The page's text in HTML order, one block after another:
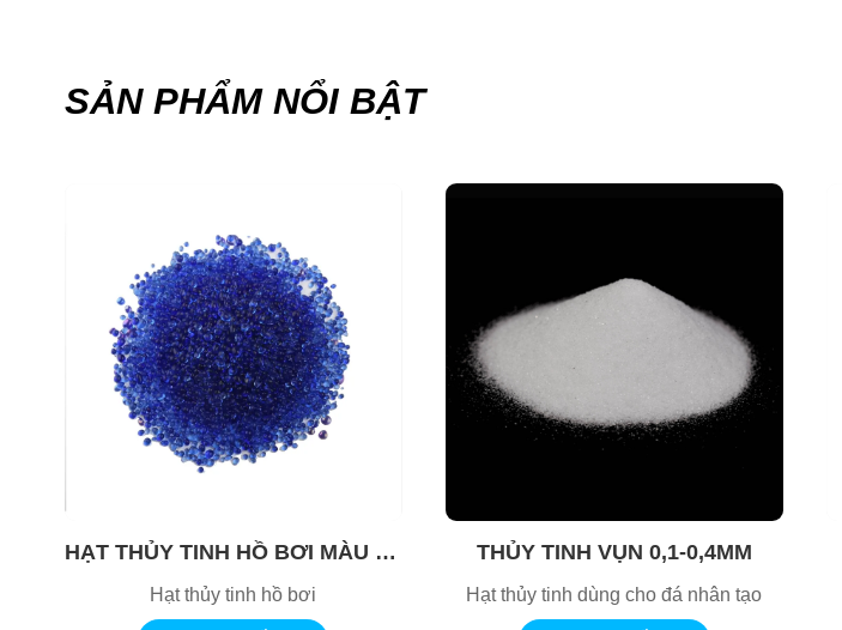
SẢN PHẨM NỔI BẬT
HẠT THỦY TINH HỒ BƠI MÀU XANH COBAN
Hạt thủy tinh hồ bơi
THỦY TINH VỤN 0,1-0,4MM
Hạt thủy tinh dùng cho đá nhân tạo